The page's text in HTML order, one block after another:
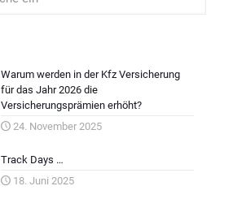
Warum werden in der Kfz Versicherung
für das Jahr 2026 die
Versicherungsprämien erhöht?
24. November 2025
Track Days …
18. Juni 2025